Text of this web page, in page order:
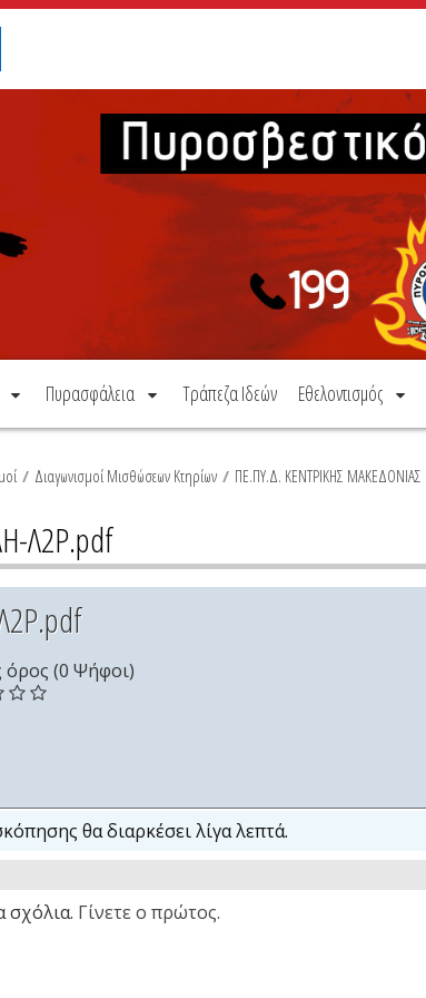
Πυρασφάλεια Τράπεζα Ιδεών Εθελοντισμός
/ Διαγωνισμοί Μισθώσεων Κτηρίων / ΠΕ.ΠΥ.Δ. ΚΕΝΤΡΙΚΗΣ ΜΑΚΕΔΟΝΙΑΣ
Λ2Ρ.pdf
(0 Ψήφοι)
θα διαρκέσει λίγα λεπτά.
σχόλια. Γίνετε ο πρώτος.